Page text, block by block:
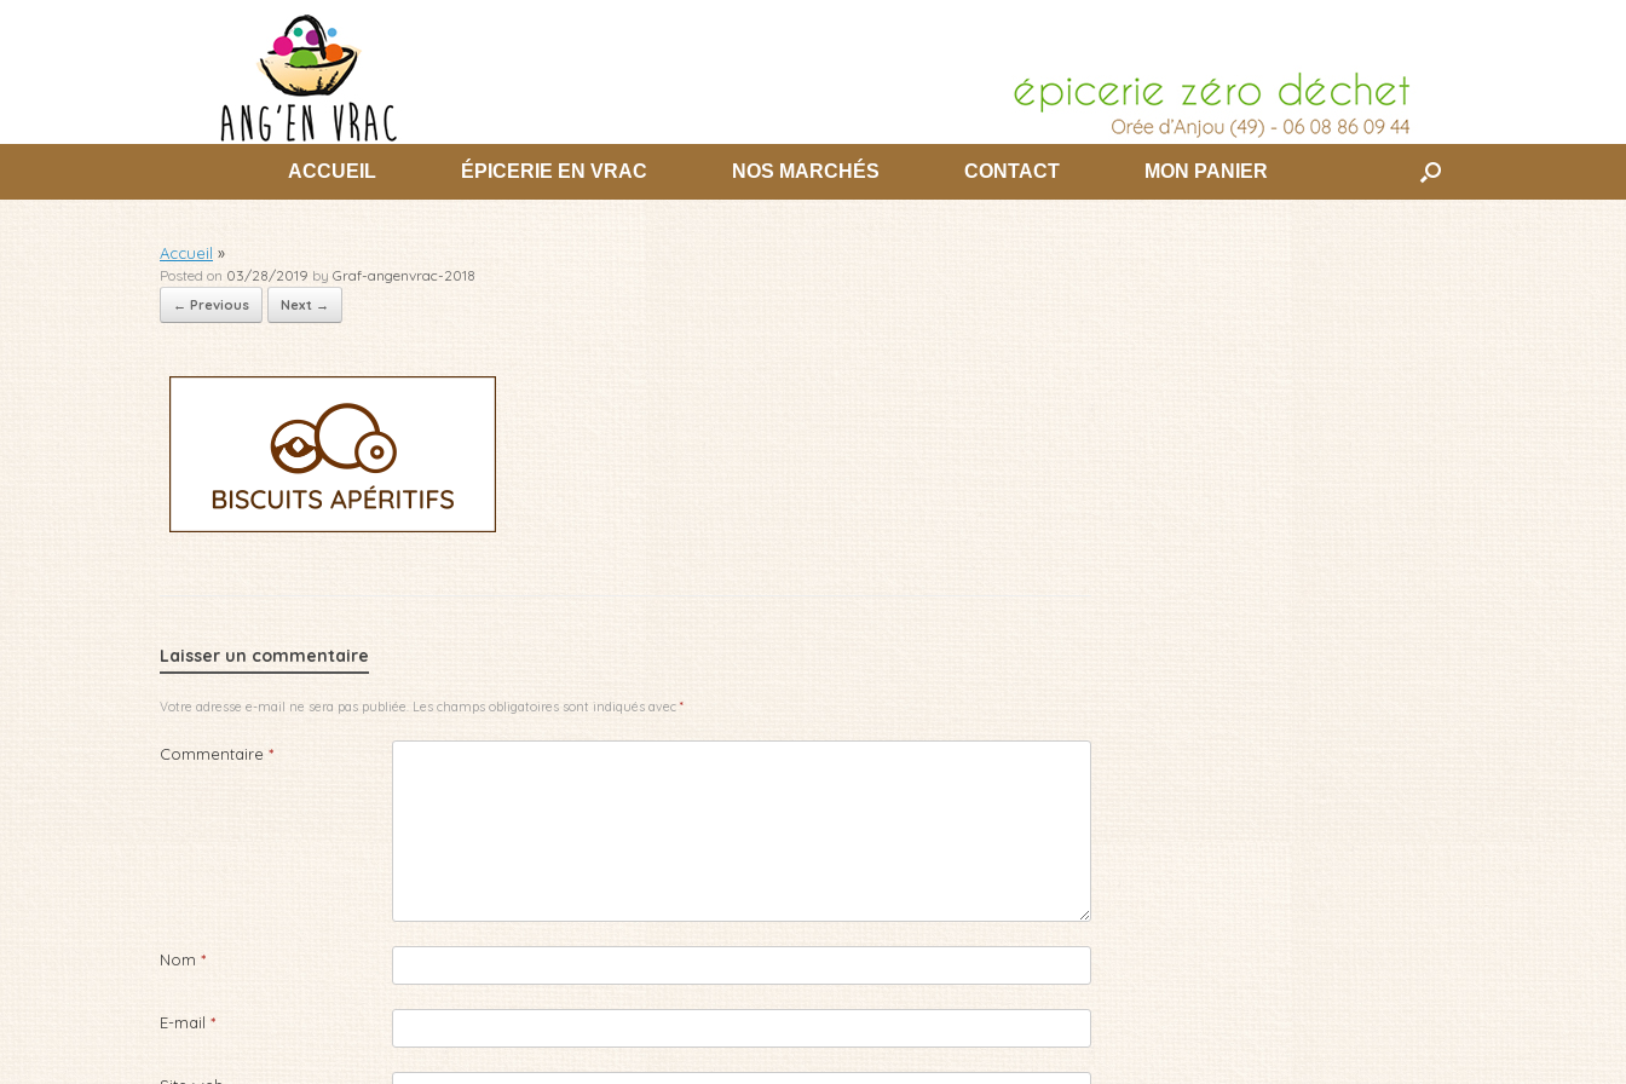
ACCUEIL ÉPICERIE EN VRAC NOS MARCHÉS CONTACT MON PANIER
Accueil »
Posted on 03/28/2019 by Graf-angenvrac-2018
← Previous Next →
Laisser un commentaire
Votre adresse e-mail ne sera pas publiée. Les champs obligatoires sont indiqués avec *
Commentaire *
Nom *
E-mail *